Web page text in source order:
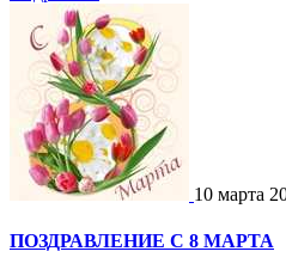
10 марта
ПОЗДРАВЛЕНИЕ С 8 МАРТА